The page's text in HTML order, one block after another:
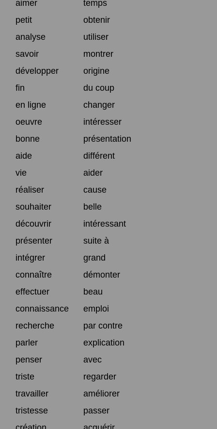
aimer
temps
petit
obtenir
analyse
utiliser
savoir
montrer
développer
origine
fin
du coup
en ligne
changer
oeuvre
intéresser
bonne
présentation
aide
différent
vie
aider
réaliser
cause
souhaiter
belle
découvrir
intéressant
présenter
suite à
intégrer
grand
connaître
démonter
effectuer
beau
connaissance
emploi
recherche
par contre
parler
explication
penser
avec
triste
regarder
travailler
améliorer
tristesse
passer